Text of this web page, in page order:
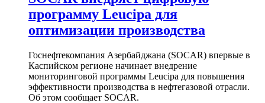
программу Leucipa для
оптимизации производства
Госнефтекомпания Азербайджана (SOCAR) впервые в
Каспийском регионе начинает внедрение
мониторинговой программы Leucipa для повышения
эффективности производства в нефтегазовой отрасли.
Об этом сообщает SOCAR.